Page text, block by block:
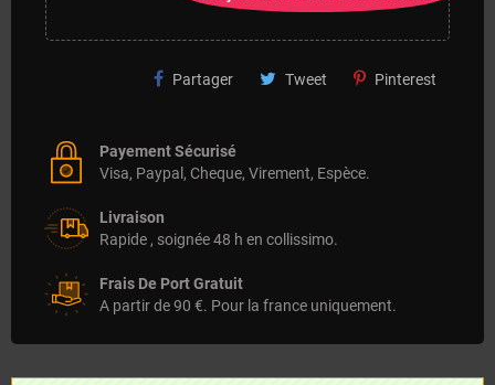
Partager Tweet Pinterest
Payement Sécurisé
Visa, Paypal, Cheque, Virement, Espèce.
Livraison
Rapide , soignée 48 h en collissimo.
Frais De Port Gratuit
A partir de 90 €. Pour la france uniquement.